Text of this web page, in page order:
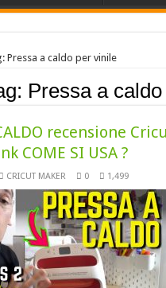
Pressa a caldo per vinile
Pressa a
recensione
COME SI USA ?
CRICUT MAKER 0 1,499